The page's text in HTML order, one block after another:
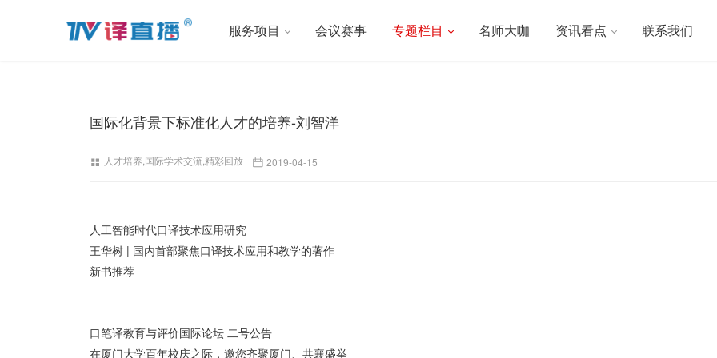
服务项目 会议赛事 专题栏目 名师大咖 资讯看点 联系我们
国际化背景下标准化人才的培养-刘智洋
人才培养 国际学术交流 精彩回放 2019-04-15
人工智能时代口译技术应用研究
王华树 | 国内首部聚焦口译技术应用和教学的著作
新书推荐
口笔译教育与评价国际论坛 二号公告
在厦门大学百年校庆之际，邀您齐聚厦门、共襄盛举